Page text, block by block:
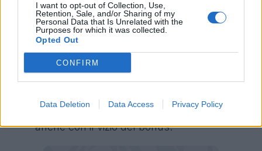
I want to opt-out of Collection, Use,
Retention, Sale, and/or Sharing of my
Personal Data that Is Unrelated with the
Purposes for which it was collected.
Opted Out
CONFIRM
Data Deletion Data Access Privacy Policy
subentrato, è un'arma ormai fondamentale
per Pisacane. Può dare fastidio anche alla
Lazio.
Lazio-Cagliari, il nome per il Fantacalcio
Mantra
Marusic(Dd/Ds/E): Jolly duttile, affidabile e
anche con il vizio del bonus.